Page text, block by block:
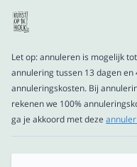
Let op: annuleren is mogelijk
annulering tussen 13 dagen
annuleringskosten. Bij
rekenen we 100%
ga je akkoord met deze